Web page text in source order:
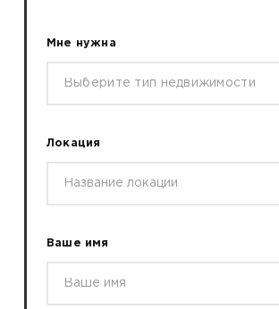
Мне нужна
Выберите тип недвижимости
Локация
Ваше имя